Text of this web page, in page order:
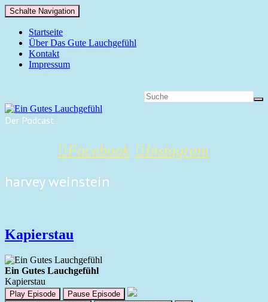
Schalte Navigation
Startseite
Über Das Gute Lauchgefühl
Kontakt
Impressum
Der Podcast
Facebook Instagram
harvey weinstein
Kapierstau
Ein Gutes Lauchgefühl
Kapierstau
Play Episode
Pause Episode